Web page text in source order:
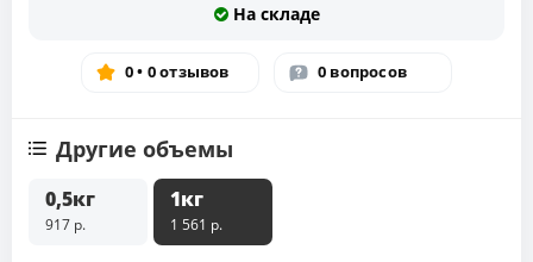
На складе
0 • 0 отзывов 0 вопросов
Другие объемы
0,5кг
917 р.
1кг
1 561 р.